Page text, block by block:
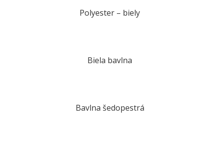
Polyester – biely
Biela bavlna
Bavlna šedopestrá